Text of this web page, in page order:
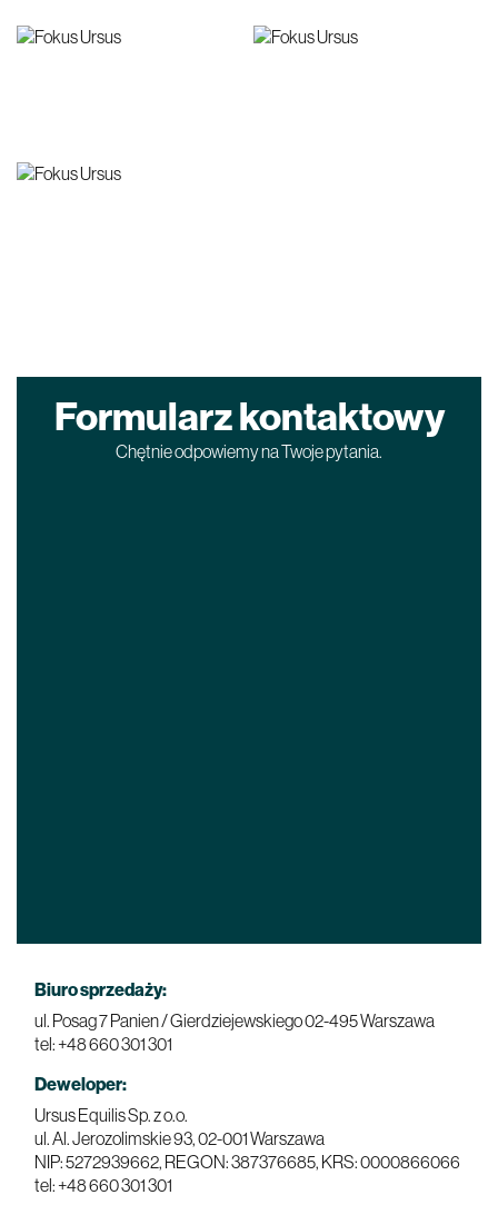
Formularz kontaktowy
Chętnie odpowiemy na Twoje pytania.
Biuro sprzedaży:
ul. Posag 7 Panien / Gierdziejewskiego02-495 Warszawa
tel: +48 660 301 301
Deweloper:
Ursus Equilis Sp. z o.o.
ul. Al. Jerozolimskie 93,02-001 Warszawa
NIP: 5272939662, REGON: 387376685, KRS: 0000866066
tel: +48 660 301 301